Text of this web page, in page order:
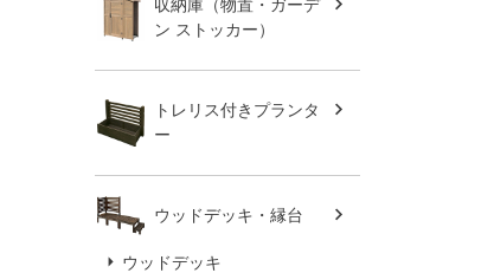
収納庫（物置・ガーデ
ン ストッカー）
トレリス付きプランタ
ー
ウッドデッキ・縁台
ウッドデッキ